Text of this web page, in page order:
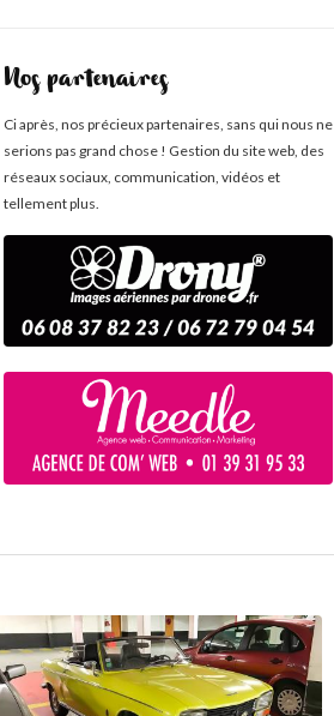
Nos partenaires
Ci après, nos précieux partenaires, sans qui nous ne
serions pas grand chose ! Gestion du site web, des
réseaux sociaux, communication, vidéos et
tellement plus.